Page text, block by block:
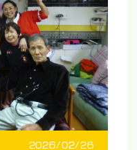
2026/02/26